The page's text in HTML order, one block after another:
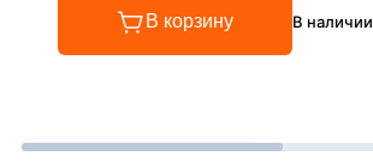
В корзину В наличии